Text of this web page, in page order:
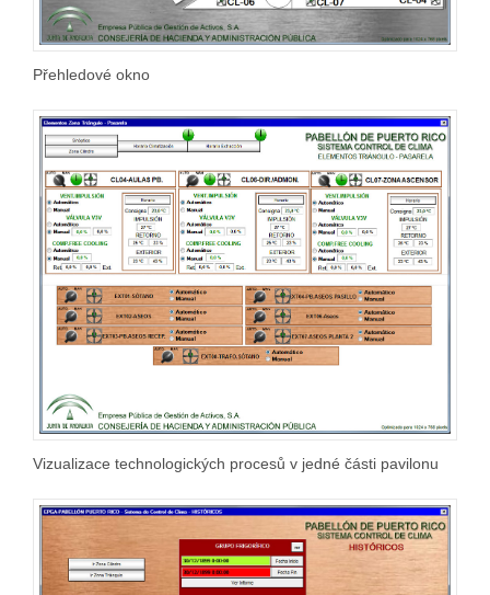
Přehledové okno
Vizualizace technologických procesů v jedné části pavilonu